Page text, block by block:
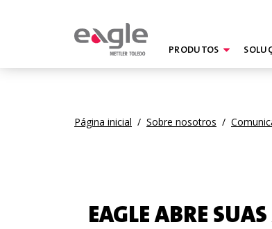
PRODUTOS
Página inicial / Sobre nosotros /
EAGLE ABRE